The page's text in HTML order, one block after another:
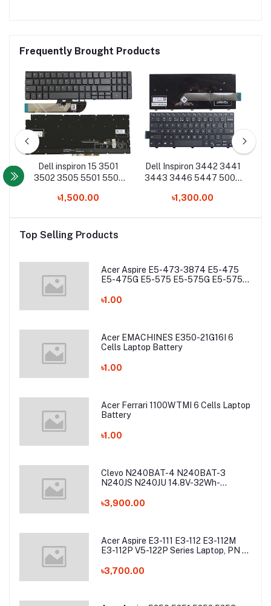
Frequently Brought Products
Dell inspiron 15 3501
3502 3505 5501 5502
5594 5598 Laptop
৳1,500.00
Dell Inspiron 3442 3441
3443 3446 5447 5000
Keyboard
৳1,300.00
Top Selling Products
Acer Aspire E5-473-3874 E5-475
E5-475G E5-575 E5-575G E5-575T
Battery
৳1.00
Acer EMACHINES E350-21G16I 6
Cells Laptop Battery
৳1.00
Acer Ferrari 1100WTMI 6 Cells Laptop
Battery
৳1.00
Clevo N240BAT-4 N240BAT-3
N240JS N240JU 14.8V-32Wh-
৳3,900.00
Acer Aspire E3-111 E3-112 E3-112M
E3-112P V5-122P Series Laptop, PN -
৳3,700.00